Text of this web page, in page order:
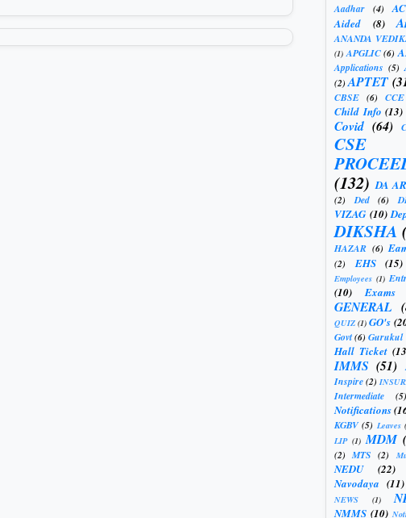
Aadhar (4)
Aided
(8)
ANANDA
(1) APGLIC (6)
Applications (5)
(2)APTET
CBSE (6) CCE
Child Info (13)
Covid (64)
CSE
(132) DA
(2) Ded (6)
VIZAG (10)
DIKSHA
HAZAR (6)
(2) EHS (15)
Employees (1)
(10) Exams
GENERAL
QUIZ (1) GO's
Govt(6)Gurukul
Hall Ticket
IMMS (51)
Inspire(2)
Intermediate (5)
Notifications
KGBV (5) Leaves
LIP (1) MDM
(2) MTS (2)
NEDU
(22)
Navodaya (11)
NEWS (1)
NMMS (10)